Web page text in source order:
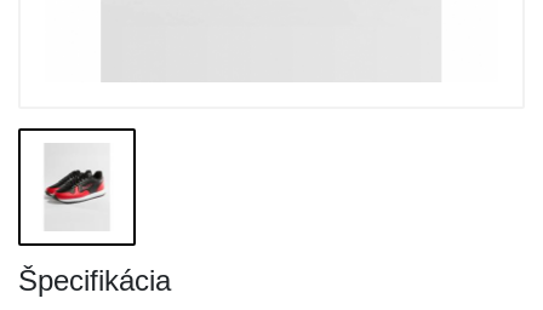
Špecifikácia